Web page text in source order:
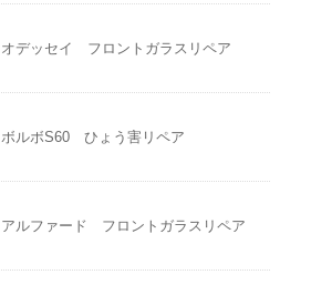
オデッセイ フロントガラスリペア
ボルボS60 ひょう害リペア
アルファード フロントガラスリペア